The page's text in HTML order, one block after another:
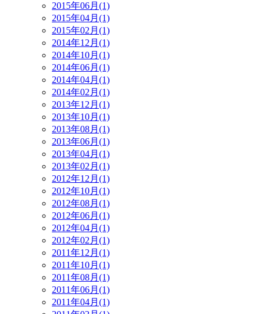
2015年06月(1)
2015年04月(1)
2015年02月(1)
2014年12月(1)
2014年10月(1)
2014年06月(1)
2014年04月(1)
2014年02月(1)
2013年12月(1)
2013年10月(1)
2013年08月(1)
2013年06月(1)
2013年04月(1)
2013年02月(1)
2012年12月(1)
2012年10月(1)
2012年08月(1)
2012年06月(1)
2012年04月(1)
2012年02月(1)
2011年12月(1)
2011年10月(1)
2011年08月(1)
2011年06月(1)
2011年04月(1)